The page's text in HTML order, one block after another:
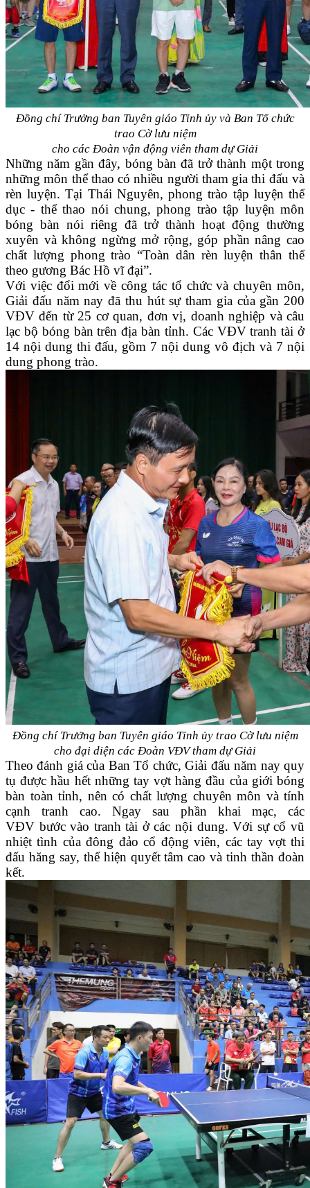
Đồng chí Trưởng ban Tuyên giáo Tỉnh ủy và Ban Tổ chức
trao Cờ lưu niệm
cho các Đoàn vận động viên tham dự Giải
Những năm gần đây, bóng bàn đã trở thành một trong
những môn thể thao có nhiều người tham gia thi đấu và
rèn luyện. Tại Thái Nguyên, phong trào tập luyện thể
dục - thể thao nói chung, phong trào tập luyện môn
bóng bàn nói riêng đã trở thành hoạt động thường
xuyên và không ngừng mở rộng, góp phần nâng cao
chất lượng phong trào “Toàn dân rèn luyện thân thể
theo gương Bác Hồ vĩ đại”.
Với việc đổi mới về công tác tổ chức và chuyên môn,
Giải đấu năm nay đã thu hút sự tham gia của gần 200
VĐV đến từ 25 cơ quan, đơn vị, doanh nghiệp và câu
lạc bộ bóng bàn trên địa bàn tỉnh. Các VĐV tranh tài ở
14 nội dung thi đấu, gồm 7 nội dung vô địch và 7 nội
dung phong trào.
Đồng chí Trưởng ban Tuyên giáo Tỉnh ủy trao Cờ lưu niệm
cho đại diện các Đoàn VĐV tham dự Giải
Theo đánh giá của Ban Tổ chức, Giải đấu năm nay quy
tụ được hầu hết những tay vợt hàng đầu của giới bóng
bàn toàn tỉnh, nên có chất lượng chuyên môn và tính
cạnh tranh cao. Ngay sau phần khai mạc, các
VĐV bước vào tranh tài ở các nội dung. Với sự cổ vũ
nhiệt tình của đông đảo cổ động viên, các tay vợt thi
đấu hăng say, thể hiện quyết tâm cao và tinh thần đoàn
kết.